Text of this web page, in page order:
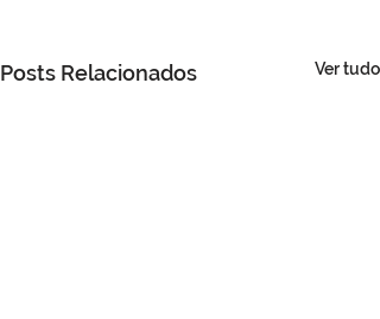
Posts Relacionados Ver tudo